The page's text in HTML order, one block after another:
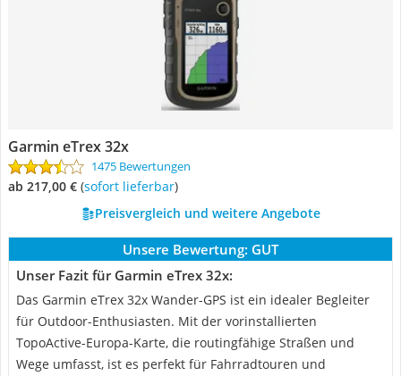
Garmin eTrex 32x
1475 Bewertungen
ab 217,00 € ( Sofort lieferbar)
Preisvergleich und weitere Angebote
Unsere Bewertung: GUT
Unser Fazit für Garmin eTrex 32x:
Das Garmin eTrex 32x Wander-GPS ist ein idealer Begleiter
für Outdoor-Enthusiasten. Mit der vorinstallierten
TopoActive-Europa-Karte, die routingfähige Straßen und
Wege umfasst, ist es perfekt für Fahrradtouren und